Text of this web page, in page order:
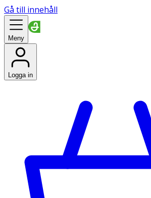
Gå till innehåll
Meny
Logga in